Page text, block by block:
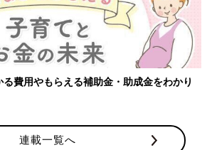
も】妊婦の感染症対策、知っておいて！
連載一覧へ